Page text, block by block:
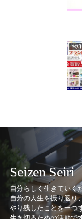
お知
Seizen Seiri
自分らしく生きていく
自分の人生を振り返り
やり残したことを一つ